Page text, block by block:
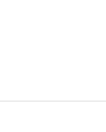
Anne Saveljeff